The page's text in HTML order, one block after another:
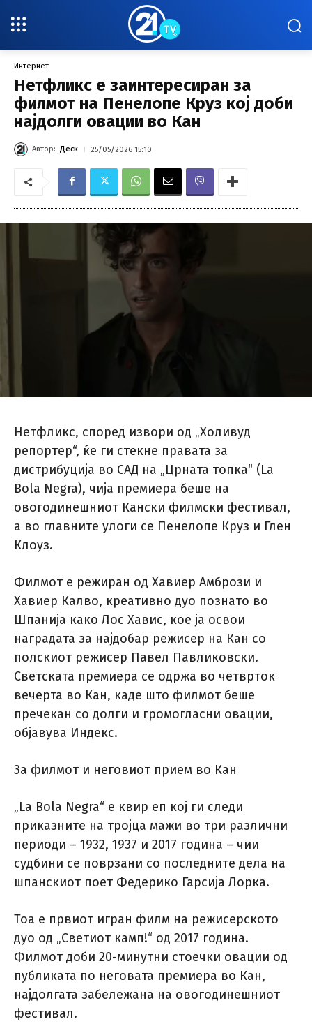
Интернет
Нетфликс е заинтересиран за
филмот на Пенелопе Круз кој доби
најдолги овации во Кан
Автор: Деск 25/05/2026 15:10
Нетфликс, според извори од „Холивуд
репортер“, ќе ги стекне правата за
дистрибуција во САД на „Црната топка“ (La
Bola Negra), чија премиера беше на
овогодинешниот Кански филмски фестивал,
а во главните улоги се Пенелопе Круз и Глен
Клоуз.
Филмот е режиран од Хавиер Амбрози и
Хавиер Калво, креативно дуо познато во
Шпанија како Лос Хавис, кое ја освои
наградата за најдобар режисер на Кан со
полскиот режисер Павел Павликовски.
Светската премиера се одржа во четврток
вечерта во Кан, каде што филмот беше
пречекан со долги и громогласни овации,
објавува Индекс.
За филмот и неговиот прием во Кан
„La Bola Negra“ е квир еп кој ги следи
приказните на тројца мажи во три различни
периоди – 1932, 1937 и 2017 година – чии
судбини се поврзани со последните дела на
шпанскиот поет Федерико Гарсија Лорка.
Тоа е првиот игран филм на режисерското
дуо од „Светиот камп!“ од 2017 година.
Филмот доби 20-минутни стоечки овации од
публиката по неговата премиера во Кан,
најдолгата забележана на овогодинешниот
фестивал.